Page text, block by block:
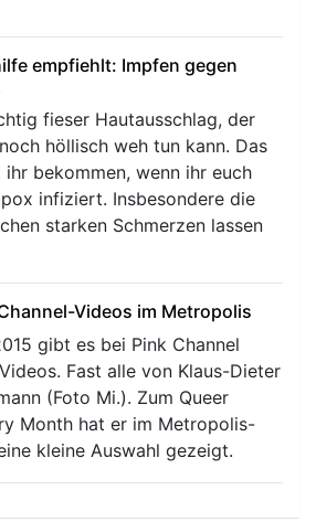
empfiehlt: Impfen gegen
fieser Hautausschlag, der
höllisch weh tun kann. Das
ihr bekommen, wenn ihr euch
infiziert. Insbesondere die
starken Schmerzen lassen
Videos im Metropolis
gibt es bei Pink Channel
Fast alle von Klaus-Dieter
(Foto Mi.). Zum Queer
Month hat er im Metropolis-
kleine Auswahl gezeigt.